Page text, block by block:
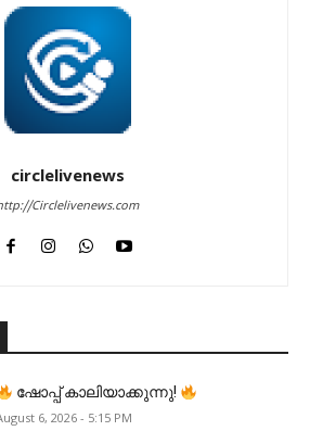
circlelivenews
Circlelivenews.com
ഷോപ്പ് കാലിയാക്കുന്നു!
6, 2026 - 5:15 PM